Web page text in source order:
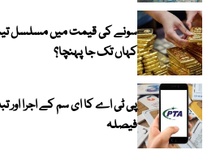
سونے کی قیمت میں مسلسل
کہاں تک جا پہنچا؟
پی ٹی اے کا ای سم کے اجرا اور
فیصلہ